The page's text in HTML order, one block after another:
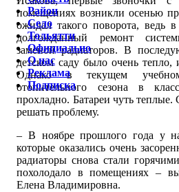
помещениях возникли осенью
ожидал такого поворота, ведь
долгожданный ремонт
заменой радиаторов. В
детском саду было очень
Однако в текущем
отопительного сезона в
прохладно. Батареи чуть
решать проблему.
– В ноябре прошлого года у
которые оказались очень
радиаторы снова стали
похолодало в помещениях –
Елена Владимировна.
Район
Село
Тольятти
Официально
О нас
Реклама
Подписка